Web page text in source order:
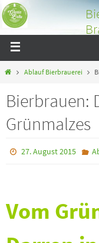
Ablauf Bierbrauerei
Bierbrauen:
Grünmalzes
27. August 2015
Vom